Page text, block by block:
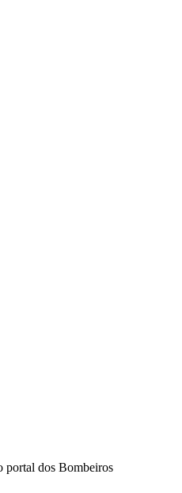
portal dos Bombeiros